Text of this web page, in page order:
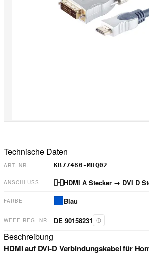
Technische Daten
ART.-NR. KB77480-MHQ02
ANSCHLUSS HDMI A Stecker → DVI D
FARBE Blau
WEEE-REG.-NR. DE 90158231
Beschreibung
HDMI auf DVI-D Verbindungskabel für